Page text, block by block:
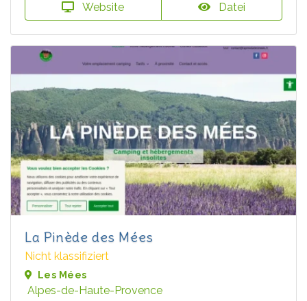
Website Datei
La Pinède des Mées
Nicht klassifiziert
Les Mées
Alpes-de-Haute-Provence